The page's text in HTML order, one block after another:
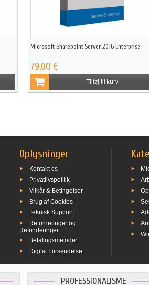
Microsoft Sharepoint Server 2016 Enterprise
79,00 €
Tilføj til kurv
Oplysninger
Kontakt os
Privatlivspolitik
Vilkår & Betingelser
Brug af Cookies
Teknisk Support
Returneringer og
Refunderinger
Betalingsmetoder
Digital Forsendelse
PROFESSIONALISME